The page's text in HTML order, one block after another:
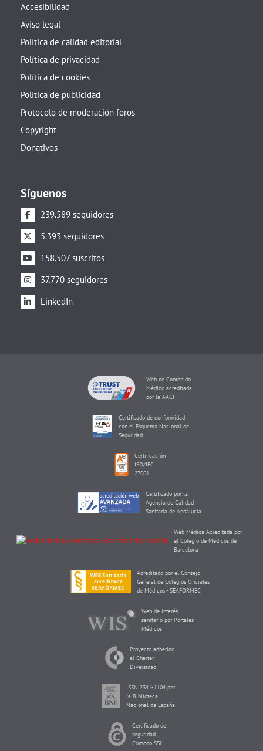
Accesibilidad
Aviso legal
Política de calidad editorial
Política de privacidad
Política de cookies
Política de publicidad
Protocolo de moderación foros
Copyright
Donativos
Síguenos
239.589 seguidores
5.393 seguidores
158.507 suscritos
37.770 seguidores
LinkedIn
Web de Contenido
Médico acreditada
por la AACI
Certificado de conformidad
con el Esquema Nacional de
Seguridad
Certificación
ISO/IEC
27001
Certificado por la
Agencia de Calidad
Sanitaria de Andalucía
Web Médica Acreditada por
el Colegio de Médicos de
Barcelona
Acreditado por el Consejo
General de Colegios Oficiales
de Médicos - SEAFORMEC
Web de interés
sanitario por Portales
Médicos
Proyecto adherido
al Charter
Diversidad
ISSN 2341-1104 por
la Biblioteca
Nacional de España
Certificado de
seguridad
Comodo SSL